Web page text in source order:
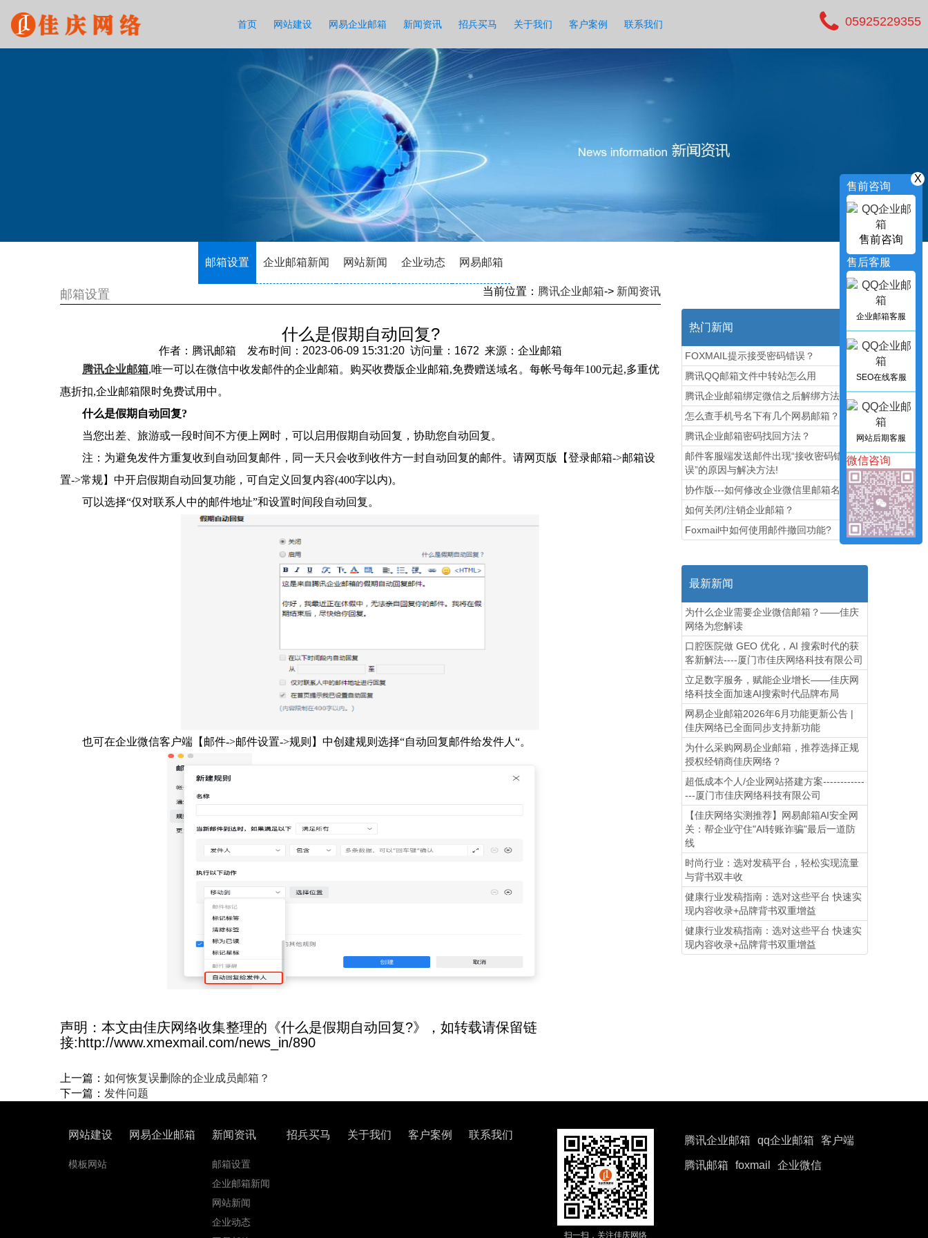
首页 网站建设 网易企业邮箱 新闻资讯 招兵买马 关于我们 客户案例 联系我们 05925229355
邮箱设置 企业邮箱新闻 网站新闻 企业动态 网易邮箱
邮箱设置 当前位置： 腾讯企业邮箱-> 新闻资讯
什么是假期自动回复?
作者：腾讯邮箱 发布时间：2023-06-09 15:31:20 访问量：1672 来源：企业邮箱
腾讯企业邮箱,唯一可以在微信中收发邮件的企业邮箱。购买收费版企业邮箱,免费赠送域名。每帐号每年100元起,多重优
惠折扣,企业邮箱限时免费试用中。
什么是假期自动回复?
当您出差、旅游或一段时间不方便上网时，可以启用假期自动回复，协助您自动回复。
注：为避免发件方重复收到自动回复邮件，同一天只会收到收件方一封自动回复的邮件。请网页版【登录邮箱->邮箱设
置->常规】中开启假期自动回复功能，可自定义回复内容(400字以内)。
可以选择“仅对联系人中的邮件地址”和设置时间段自动回复。
也可在企业微信客户端【邮件->邮件设置->规则】中创建规则选择“自动回复邮件给发件人“。
声明：本文由佳庆网络收集整理的《什么是假期自动回复?》，如转载请保留链
接:http://www.xmexmail.com/news_in/890
上一篇： 如何恢复误删除的企业成员邮箱？
下一篇： 发件问题
热门新闻
FOXMAIL提示接受密码错误？
腾讯QQ邮箱文件中转站怎么用
腾讯企业邮箱绑定微信之后解绑方法图解
怎么查手机号名下有几个网易邮箱？
腾讯企业邮箱密码找回方法？
邮件客服端发送邮件出现“接收密码错
误”的原因与解决方法!
协作版---如何修改企业微信里邮箱名称
如何关闭/注销企业邮箱？
Foxmail中如何使用邮件撤回功能?
最新新闻
为什么企业需要企业微信邮箱？——佳庆
网络为您解读
口腔医院做 GEO 优化，AI 搜索时代的获
客新解法----厦门市佳庆网络科技有限公司
立足数字服务，赋能企业增长——佳庆网
络科技全面加速AI搜索时代品牌布局
网易企业邮箱2026年6月功能更新公告 |
佳庆网络已全面同步支持新功能
为什么采购网易企业邮箱，推荐选择正规
授权经销商佳庆网络？
超低成本个人/企业网站搭建方案------------
---厦门市佳庆网络科技有限公司
【佳庆网络实测推荐】网易邮箱AI安全网
关：帮企业守住"AI转账诈骗"最后一道防
线
时尚行业：选对发稿平台，轻松实现流量
与背书双丰收
健康行业发稿指南：选对这些平台 快速实
现内容收录+品牌背书双重增益
健康行业发稿指南：选对这些平台 快速实
现内容收录+品牌背书双重增益
网站建设
模板网站
网易企业邮箱 新闻资讯
邮箱设置
企业邮箱新闻
网站新闻
企业动态
招兵买马 关于我们 客户案例 联系我们
扫一扫，关注佳庆网络
腾讯企业邮箱 qq企业邮箱 客户端
腾讯邮箱 foxmail 企业微信
X
售前咨询
售前咨询
售后客服
企业邮箱客服
SEO在线客服
网站后期客服
微信咨询